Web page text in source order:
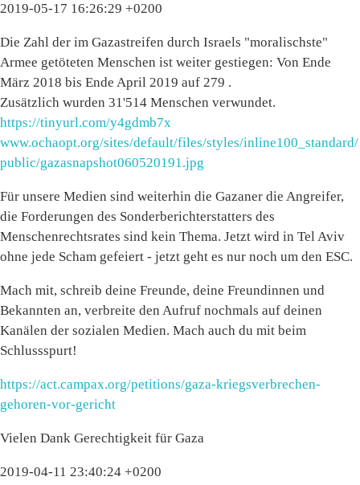
2019-05-17 16:26:29 +0200
Die Zahl der im Gazastreifen durch Israels "moralischste"
Armee getöteten Menschen ist weiter gestiegen: Von Ende
März 2018 bis Ende April 2019 auf 279 .
Zusätzlich wurden 31'514 Menschen verwundet.
https://tinyurl.com/y4gdmb7x
www.ochaopt.org/sites/default/files/styles/inline100_standard/
public/gazasnapshot060520191.jpg
Für unsere Medien sind weiterhin die Gazaner die Angreifer,
die Forderungen des Sonderberichterstatters des
Menschenrechtsrates sind kein Thema. Jetzt wird in Tel Aviv
ohne jede Scham gefeiert - jetzt geht es nur noch um den ESC.
Mach mit, schreib deine Freunde, deine Freundinnen und
Bekannten an, verbreite den Aufruf nochmals auf deinen
Kanälen der sozialen Medien. Mach auch du mit beim
Schlussspurt!
https://act.campax.org/petitions/gaza-kriegsverbrechen-
gehoren-vor-gericht
Vielen Dank Gerechtigkeit für Gaza
2019-04-11 23:40:24 +0200